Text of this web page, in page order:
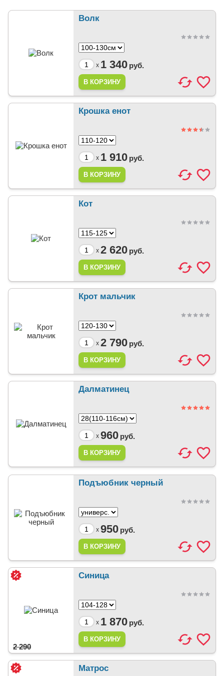
Волк
x 1 340 руб.
Крошка енот
x 1 910 руб.
Кот
x 2 620 руб.
Крот мальчик
x 2 790 руб.
Далматинец
x 960 руб.
Подъюбник черный
x 950 руб.
Синица
x
2 290
1 870 руб.
Матрос